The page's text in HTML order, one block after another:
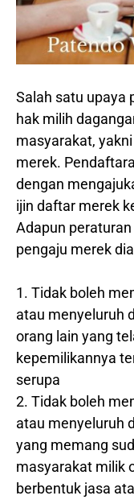
Salah satu upaya
hak milih
masyarakat,
merek.
dengan
ijin daftar merek
Adapun
pengaju merek
1. Tidak boleh
atau menyeluruh
orang lain yang
kepemilikannya
serupa
2. Tidak boleh
atau menyeluruh
yang memang
masyarakat milik
berbentuk jasa